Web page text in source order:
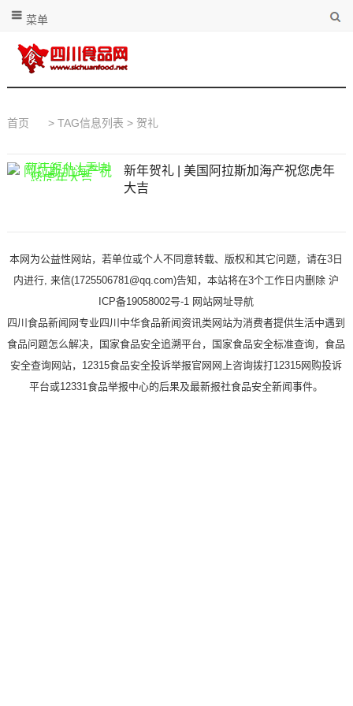
菜单
首页 > TAG信息列表 > 贺礼
新年贺礼 | 美国阿拉斯加海产祝您虎年
大吉
本网为公益性网站，若单位或个人不同意转载、版权和其它问题，请在3日
内进行, 来信(1725506781@qq.com)告知，本站将在3个工作日内删除 沪
ICP备19058002号-1 网站网址导航
四川食品新闻网专业四川中华食品新闻资讯类网站为消费者提供生活中遇到
食品问题怎么解决，国家食品安全追溯平台，国家食品安全标准查询，食品
安全查询网站，12315食品安全投诉举报官网网上咨询拨打12315网购投诉
平台或12331食品举报中心的后果及最新报社食品安全新闻事件。